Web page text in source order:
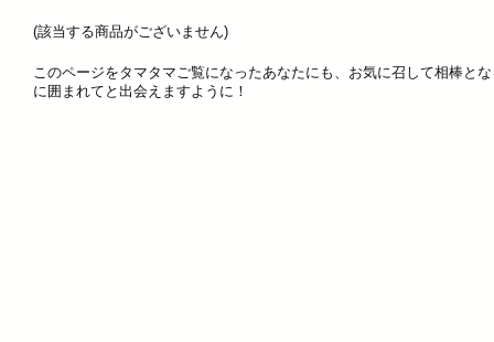
(該当する商品がございません)
このページをタマタマご覧になったあなたにも、お気に召して相棒と
に囲まれてと出会えますように！